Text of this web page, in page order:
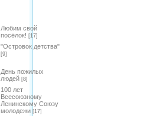
Любим свой
посёлок! [17]
"Островок детства"
[9]
День пожилых
людей [8]
100 лет
Всесоюзному
Ленинскому Союзу
молодежи [17]